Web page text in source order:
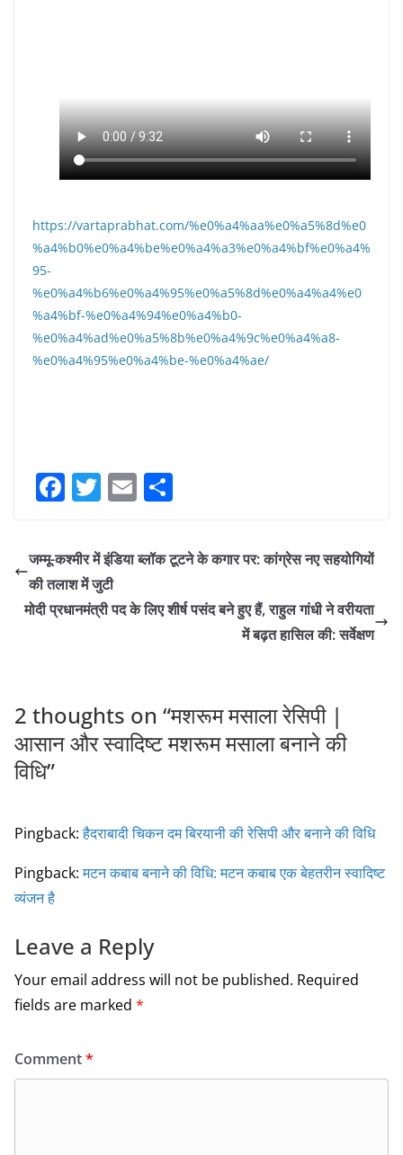
https://vartaprabhat.com/%e0%a4%aa%e0%a5%8d%e0
%a4%b0%e0%a4%be%e0%a4%a3%e0%a4%bf%e0%a4%
95-
%e0%a4%b6%e0%a4%95%e0%a5%8d%e0%a4%a4%e0
%a4%bf-%e0%a4%94%e0%a4%b0-
%e0%a4%ad%e0%a5%8b%e0%a4%9c%e0%a4%a8-
%e0%a4%95%e0%a4%be-%e0%a4%ae/
F
c
e
b
T
itt
er
E
ai
l
ar
e
जम्मू-कश्मीर में इंडिया ब्लॉक टूटने के कगार पर: कांग्रेस नए सहयोगियों
की तलाश में जुटी
मोदी प्रधानमंत्री पद के लिए शीर्ष पसंद बने हुए हैं, राहुल गांधी ने वरीयता
में बढ़त हासिल की: सर्वेक्षण
2 thoughts on “मशरूम मसाला रेसिपी |
आसान और स्वादिष्ट मशरूम मसाला बनाने की
विधि”
Pingback:हैदराबादी चिकन दम बिरयानी की रेसिपी और बनाने की विधि
Pingback:मटन कबाब बनाने की विधि: मटन कबाब एक बेहतरीन स्वादिष्ट
व्यंजन है
Leave a Reply
Your email address will not be published. Required
fields are marked *
Comment*